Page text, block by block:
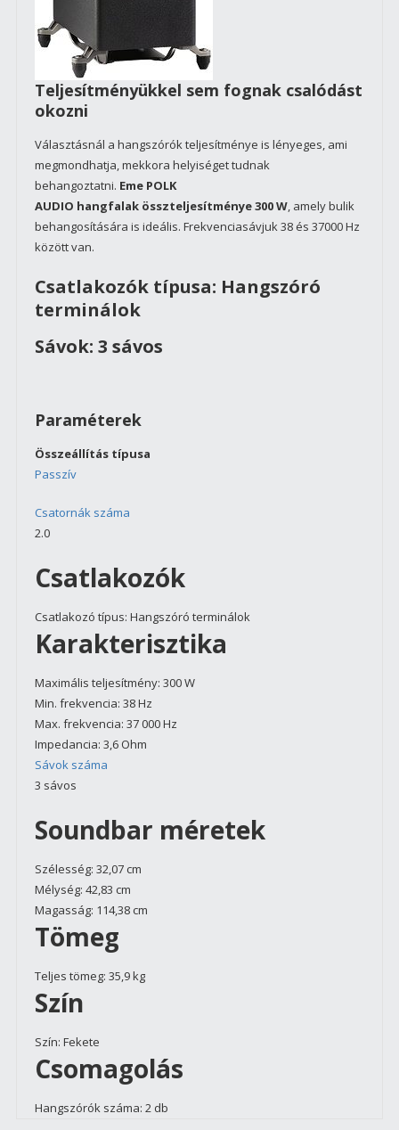
Teljesítményükkel sem fognak csalódást
okozni
Választásnál a hangszórók teljesítménye is lényeges, ami
megmondhatja, mekkora helyiséget tudnak
behangoztatni. Eme POLK
AUDIO hangfalak összteljesítménye300 W, amely bulik
behangosítására is ideális. Frekvenciasávjuk 38 és 37000 Hz
között van.
Csatlakozók típusa: Hangszóró
terminálok
Sávok: 3 sávos
Paraméterek
Összeállítás típusa
Passzív
Csatornák száma
2.0
Csatlakozók
Csatlakozó típus: Hangszóró terminálok
Karakterisztika
Maximális teljesítmény: 300 W
Min. frekvencia: 38 Hz
Max. frekvencia: 37 000 Hz
Impedancia: 3,6 Ohm
Sávok száma
3 sávos
Soundbar méretek
Szélesség: 32,07 cm
Mélység: 42,83 cm
Magasság: 114,38 cm
Tömeg
Teljes tömeg: 35,9 kg
Szín
Szín: Fekete
Csomagolás
Hangszórók száma: 2 db